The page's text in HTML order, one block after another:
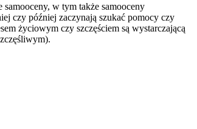
w tym także samooceny
czy później zaczynają szukać pomocy czy
życiowym czy szczęściem są wystarczającą